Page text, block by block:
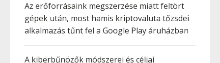
Az erőforrásaink megszerzése miatt feltört
gépek után, most hamis kriptovaluta tőzsdei
alkalmazás tűnt fel a Google Play áruházban
A kiberbűnözők módszerei és céljai